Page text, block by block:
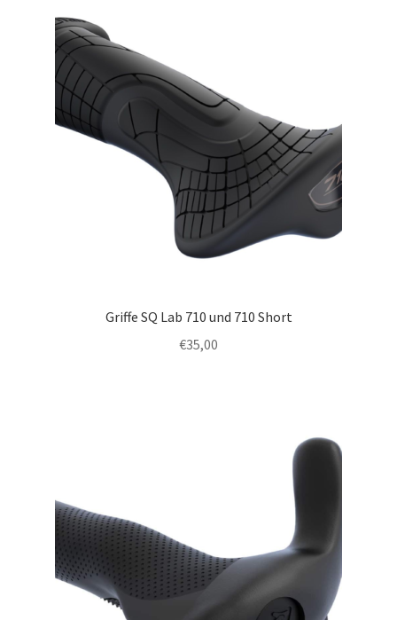
Griffe SQ Lab 710 und 710 Short
€35,00